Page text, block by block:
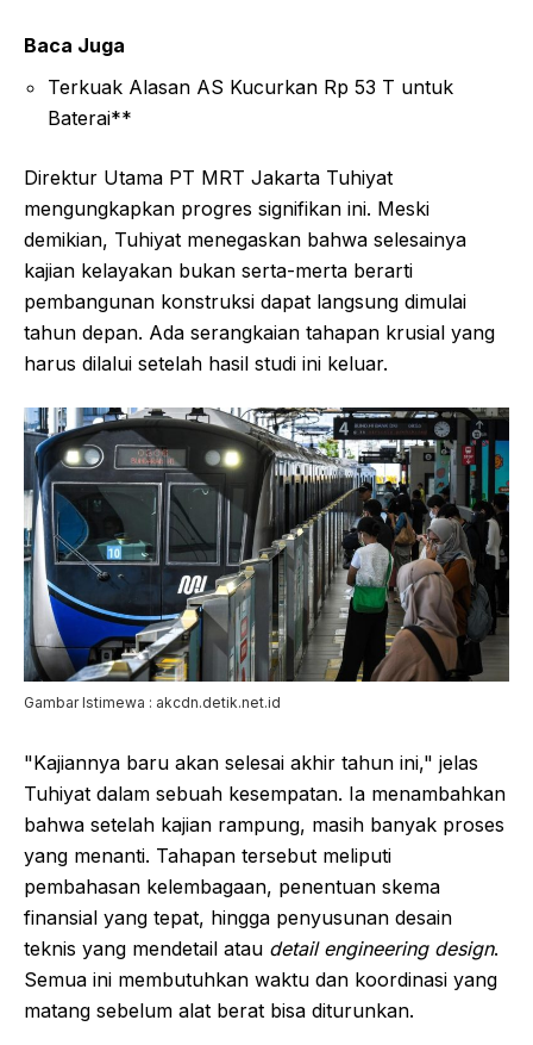
Baca Juga
Terkuak Alasan AS Kucurkan Rp 53 T untuk
Baterai**
Direktur Utama PT MRT Jakarta Tuhiyat
mengungkapkan progres signifikan ini. Meski
demikian, Tuhiyat menegaskan bahwa selesainya
kajian kelayakan bukan serta-merta berarti
pembangunan konstruksi dapat langsung dimulai
tahun depan. Ada serangkaian tahapan krusial yang
harus dilalui setelah hasil studi ini keluar.
Gambar Istimewa : akcdn.detik.net.id
"Kajiannya baru akan selesai akhir tahun ini," jelas
Tuhiyat dalam sebuah kesempatan. Ia menambahkan
bahwa setelah kajian rampung, masih banyak proses
yang menanti. Tahapan tersebut meliputi
pembahasan kelembagaan, penentuan skema
finansial yang tepat, hingga penyusunan desain
teknis yang mendetail atau detail engineering design.
Semua ini membutuhkan waktu dan koordinasi yang
matang sebelum alat berat bisa diturunkan.